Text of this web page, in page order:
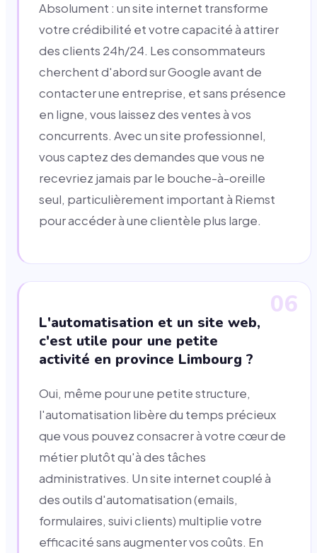
Absolument : un site internet transforme
votre crédibilité et votre capacité à attirer
des clients 24h/24. Les consommateurs
cherchent d'abord sur Google avant de
contacter une entreprise, et sans présence
en ligne, vous laissez des ventes à vos
concurrents. Avec un site professionnel,
vous captez des demandes que vous ne
recevriez jamais par le bouche-à-oreille
seul, particulièrement important à Riemst
pour accéder à une clientèle plus large.
06
L'automatisation et un site web,
c'est utile pour une petite
activité en province Limbourg ?
Oui, même pour une petite structure,
l'automatisation libère du temps précieux
que vous pouvez consacrer à votre cœur de
métier plutôt qu'à des tâches
administratives. Un site internet couplé à
des outils d'automatisation (emails,
formulaires, suivi clients) multiplie votre
efficacité sans augmenter vos coûts. En